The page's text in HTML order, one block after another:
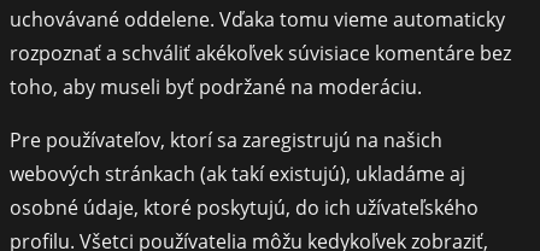
uchovávané oddelene. Vďaka tomu vieme automaticky
rozpoznať a schváliť akékoľvek súvisiace komentáre bez
toho, aby museli byť podržané na moderáciu.
Pre používateľov, ktorí sa zaregistrujú na našich
webových stránkach (ak takí existujú), ukladáme aj
osobné údaje, ktoré poskytujú, do ich užívateľského
profilu. Všetci používatelia môžu kedykoľvek zobraziť,